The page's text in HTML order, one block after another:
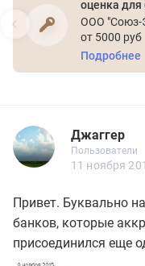
оценка для
ООО "Союз-
от 5000 руб
Подробнее
Джаггер
Джаггер
Пользователи
Новичок
6 сообщений
11 ноября
Привет. Буквально
банков, которые
присоединился еще